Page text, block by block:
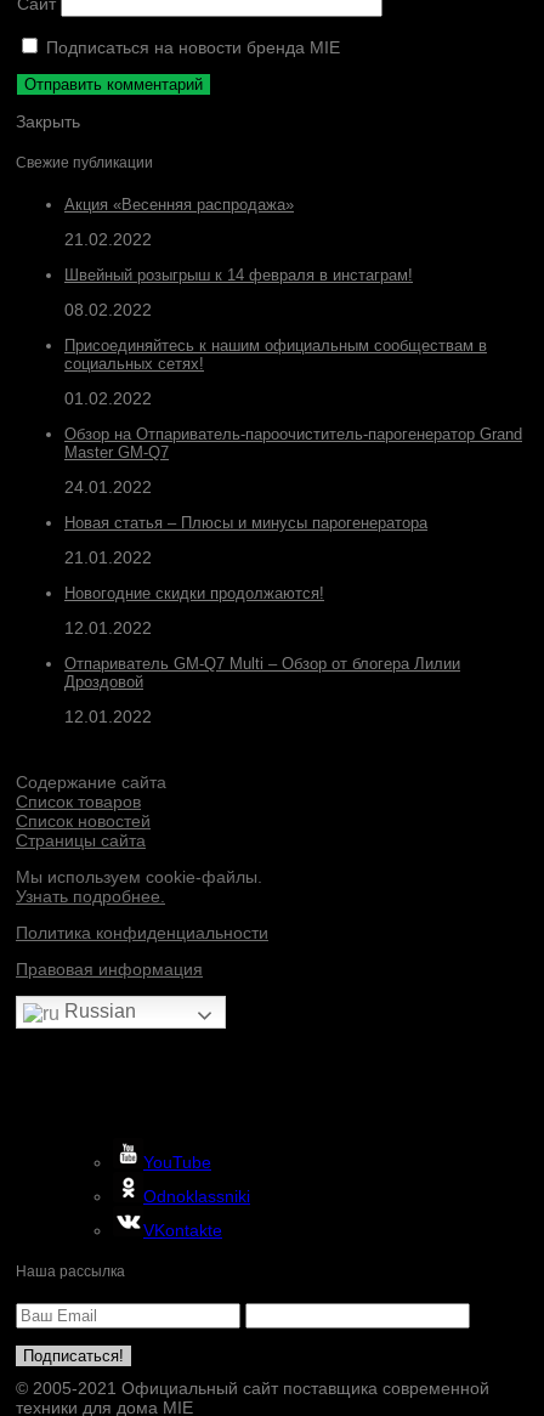
Сайт
Подписаться на новости бренда MIE
Закрыть
Свежие публикации
Акция «Весенняя распродажа»
21.02.2022
Швейный розыгрыш к 14 февраля в инстаграм!
08.02.2022
Присоединяйтесь к нашим официальным сообществам в
социальных сетях!
01.02.2022
Обзор на Отпариватель-пароочиститель-парогенератор Grand
Master GM-Q7
24.01.2022
Новая статья – Плюсы и минусы парогенератора
21.01.2022
Новогодние скидки продолжаются!
12.01.2022
Отпариватель GM-Q7 Multi – Обзор от блогера Лилии
Дроздовой
12.01.2022
Содержание сайта
Список товаров
Список новостей
Страницы сайта
Мы используем cookie-файлы.
Узнать подробнее.
Политика конфиденциальности
Правовая информация
Russian
YouTube
Odnoklassniki
VKontakte
Наша рассылка
© 2005-2021 Официальный сайт поставщика современной
техники для дома MIE